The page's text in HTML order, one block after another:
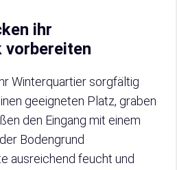
ihr
vorbereiten
Winterquartier sorgfältig
geeigneten Platz, graben
den Eingang mit einem
Bodengrund
ausreichend feucht und